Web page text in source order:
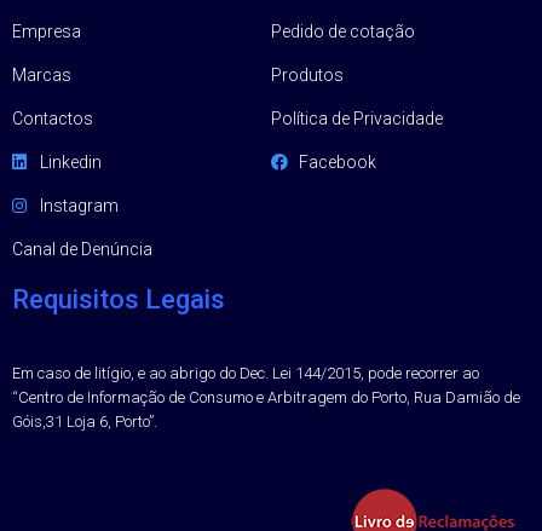
Empresa
Marcas
Contactos
Linkedin
Instagram
Canal de Denúncia
Pedido de cotação
Produtos
Política de Privacidade
Facebook
Requisitos Legais
Em caso de litígio, e ao abrigo do Dec. Lei 144/2015, pode recorrer ao
“Centro de Informação de Consumo e Arbitragem do Porto, Rua Damião de
Góis,31 Loja 6, Porto”.